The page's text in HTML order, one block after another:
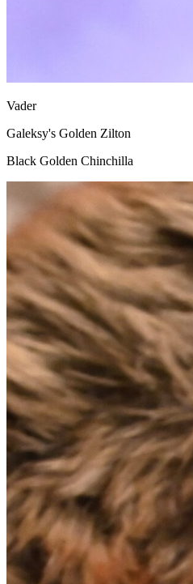
Vader
Galeksy's Golden Zilton
Black Golden Chinchilla